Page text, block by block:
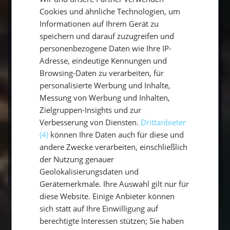
dem Meer ideal ist, um die Energiereserven
wieder aufzufüllen.
Während DeinesSegelurlaubs in Kroatien
solltest Du Dir die lokalen Spezialitäten nicht
entgehen lassen. Die Vielfalt an Gerichten, die
frischen Zutaten und die jahrhundertealten
Kochtraditionen machen die kroatische Küche
zu einem echten Erlebnis. Ob Ćevapčići, Peka
oder frischer Fisch – Kroatien bietet Dir ein
kulinarisches Abenteuer, das Du unbedingt
probieren musst.
GESCHRIEBEN VON
Cookies und ähnliche Technologien, um
Informationen auf Ihrem Gerät zu
speichern und darauf zuzugreifen und
personenbezogene Daten wie Ihre IP-
Adresse, eindeutige Kennungen und
Browsing-Daten zu verarbeiten, für
personalisierte Werbung und Inhalte,
Messung von Werbung und Inhalten,
Zielgruppen-Insights und zur
Verbesserung von Diensten. Drittanbieter
(4) können Ihre Daten auch für diese und
andere Zwecke verarbeiten, einschließlich
der Nutzung genauer
Geolokalisierungsdaten und
Gerätemerkmale. Ihre Auswahl gilt nur für
diese Website. Einige Anbieter können
sich statt auf Ihre Einwilligung auf
berechtigte Interessen stützen; Sie haben